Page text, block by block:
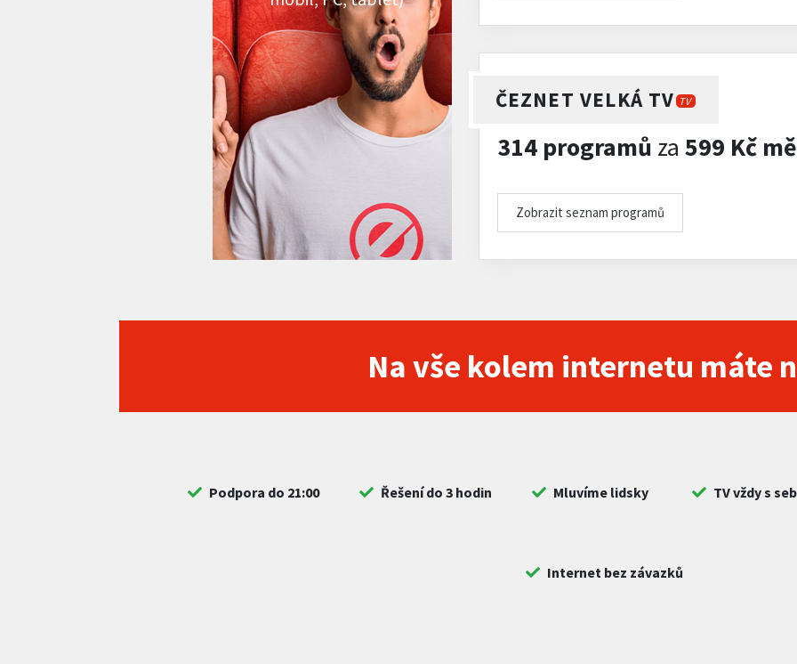
ČEZNET VELKÁ TV TV
314 programů za 599 Kč
Zobrazit seznam programů
Na vše kolem internetu máte
Podpora do 21:00 Řešení do 3 hodin Mluvíme lidsky TV vždy s
Internet bez závazků